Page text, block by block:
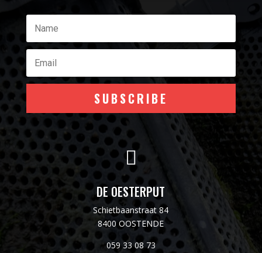
SUBSCRIBE

DE OESTERPUT
Schietbaanstraat 84
8400 OOSTENDE
059 33 08 73